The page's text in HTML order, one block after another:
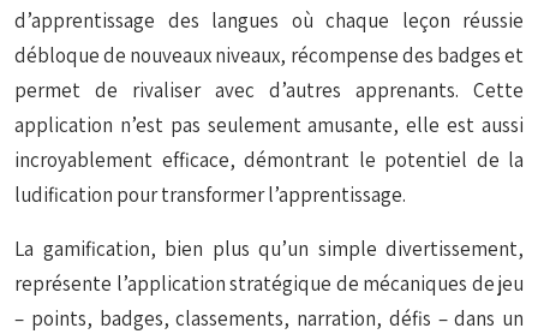
d’apprentissage des langues où chaque leçon réussie
débloque de nouveaux niveaux, récompense des badges et
permet de rivaliser avec d’autres apprenants. Cette
application n’est pas seulement amusante, elle est aussi
incroyablement efficace, démontrant le potentiel de la
ludification pour transformer l’apprentissage.
La gamification, bien plus qu’un simple divertissement,
représente l’application stratégique de mécaniques de jeu
– points, badges, classements, narration, défis – dans un